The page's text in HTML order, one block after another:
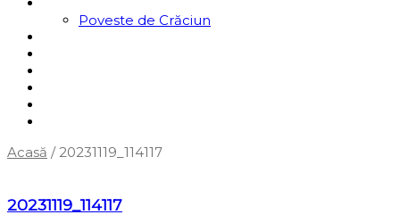
Poveste de Crăciun
Acasă / 20231119_114117
20231119_114117